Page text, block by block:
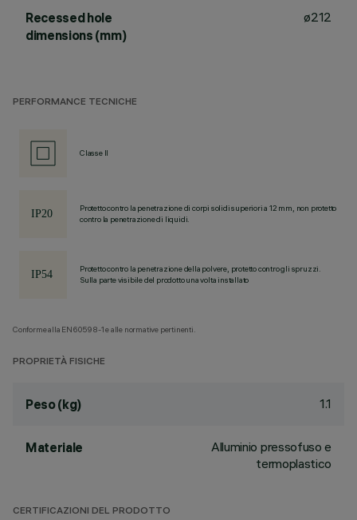
Recessed hole
dimensions (mm)
ø212
PERFORMANCE TECNICHE
Classe II
Protetto contro la penetrazione di corpi solidi superiori a 12 mm, non protetto
contro la penetrazione di liquidi.
Protetto contro la penetrazione della polvere, protetto contro gli spruzzi.
Sulla parte visibile del prodotto una volta installato
Conforme alla EN60598-1 e alle normative pertinenti.
PROPRIETÀ FISICHE
Peso (kg) 1.1
Materiale
Alluminio pressofuso e
termoplastico
CERTIFICAZIONI DEL PRODOTTO